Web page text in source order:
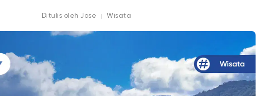
Ditulis oleh Jose Wisata